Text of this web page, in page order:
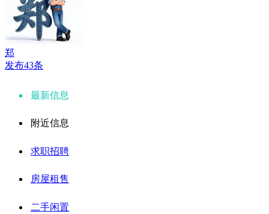
郑
发布43条
最新信息
附近信息
求职招聘
房屋租售
二手闲置